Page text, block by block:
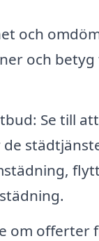
och
och
Se till
om offerter